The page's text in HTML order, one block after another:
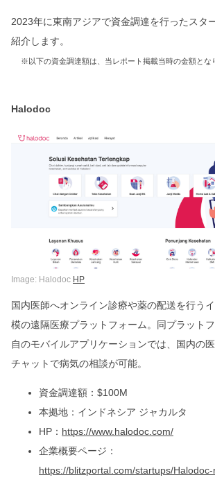
2023年に東南アジアで資金調達を行ったスタ
紹介します。
※以下の資金調達額は、当レポート掲載当時の金額とな
Halodoc
Image: Halodoc HP
国内医師へオンライン診療や薬の配送を行う
模の遠隔医療プラットフォーム。同プラット
自のモバイルアプリケーションでは、国内の
チャットで病気の相談が可能。
資金調達額：$100M
本拠地：インドネシア ジャカルタ
HP： https://www.halodoc.com/
企業概要ページ：
https://blitzportal.com/startups/Halodoc-